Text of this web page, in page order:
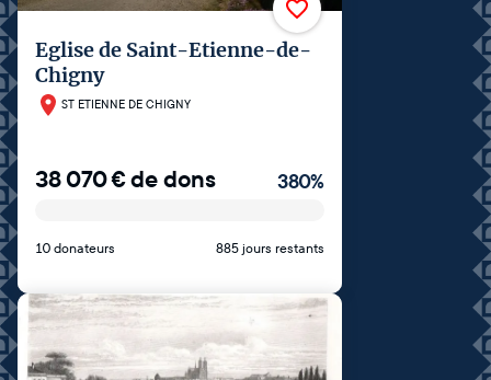
Eglise de Saint-Etienne-de-
Chigny
ST ETIENNE DE CHIGNY
38 070€de dons 380%
10 donateurs 885 jours restants